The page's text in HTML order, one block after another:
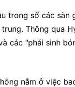
trong số các
Thông qua
các "phái sinh
nằm ở việc